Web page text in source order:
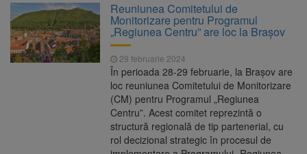
Reuniunea Comitetului de
Monitorizare pentru Programul
„Regiunea Centru” are loc la Brașov
29 februarie 2024
În perioada 28-29 februarie, la Braşov are
loc reuniunea Comitetului de Monitorizare
(CM) pentru Programul „Regiunea
Centru”. Acest comitet reprezintă o
structură regională de tip partenerial, cu
rol decizional strategic în procesul de